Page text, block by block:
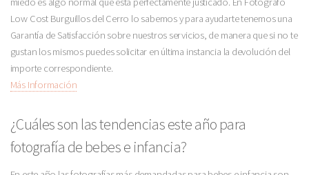
Low Cost Burguillos del Cerro lo sabemos y para ayudarte tenemos una
Garantía de Satisfacción sobre nuestros servicios, de manera que si no te
gustan los mismos puedes solicitar en última instancia la devolución del
importe correspondiente.
Más Información
¿Cuáles son las tendencias este año para
fotografía de bebes e infancia?